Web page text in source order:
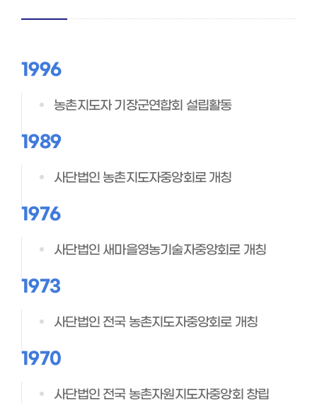
1996
농촌지도자 기장군연합회 설립활동
1989
사단법인 농촌지도자중앙회로 개칭
1976
사단법인 새마을영농기술자중앙회로 개칭
1973
사단법인 전국 농촌지도자중앙회로 개칭
1970
사단법인 전국 농촌자원지도자중앙회 창립